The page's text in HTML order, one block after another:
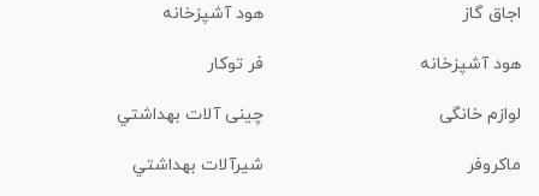
اجاق گاز هود آشپزخانه
هود آشپزخانه فر توکار
لوازم خانگی چینی آلات بهداشتي
ماكروفر شیرآلات بهداشتي